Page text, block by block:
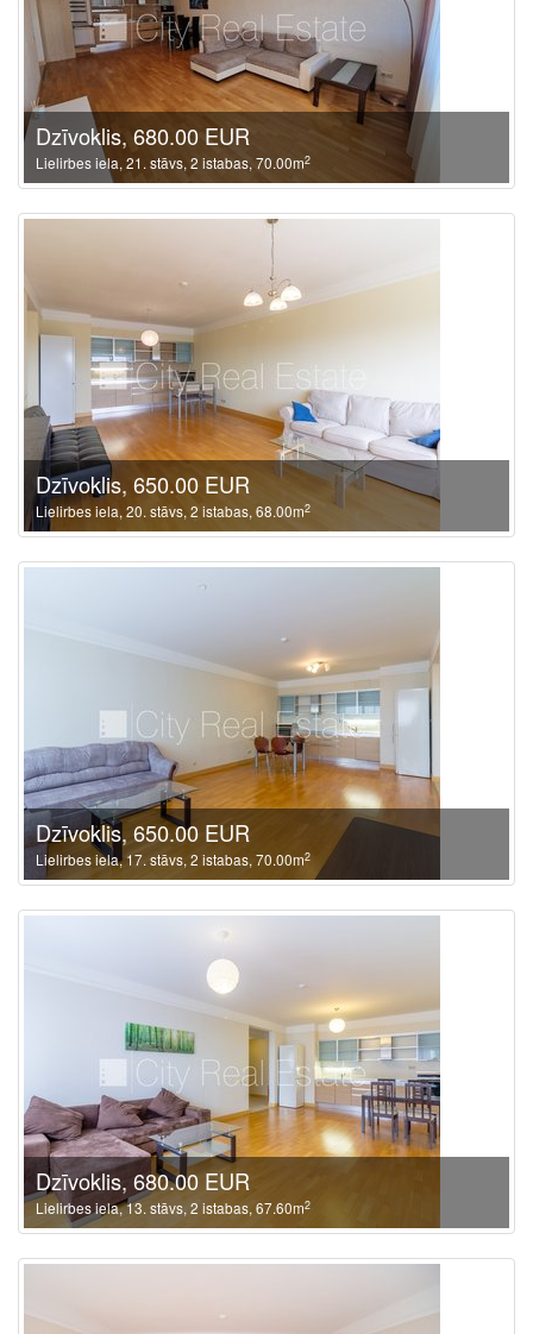
Dzīvoklis, 680.00 EUR
Lielirbes iela, 21. stāvs, 2 istabas, 70.00m2
Dzīvoklis, 650.00 EUR
Lielirbes iela, 20. stāvs, 2 istabas, 68.00m2
Dzīvoklis, 650.00 EUR
Lielirbes iela, 17. stāvs, 2 istabas, 70.00m2
Dzīvoklis, 680.00 EUR
Lielirbes iela, 13. stāvs, 2 istabas, 67.60m2